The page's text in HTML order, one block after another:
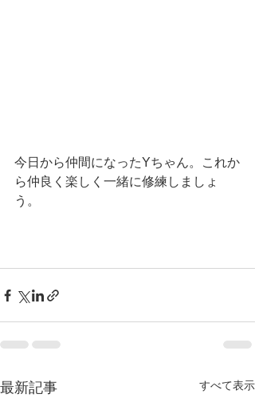
今日から仲間になったYちゃん。これか
ら仲良く楽しく一緒に修練しましょ
う。
最新記事 すべて表示